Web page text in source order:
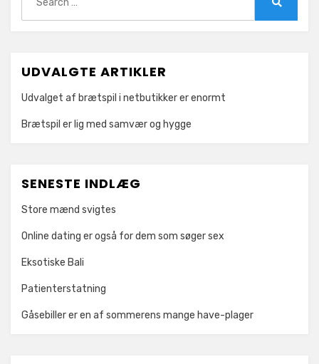
for:
UDVALGTE ARTIKLER
Udvalget af brætspil i netbutikker er enormt
Brætspil er lig med samvær og hygge
SENESTE INDLÆG
Store mænd svigtes
Online dating er også for dem som søger sex
Eksotiske Bali
Patienterstatning
Gåsebiller er en af sommerens mange have-plager